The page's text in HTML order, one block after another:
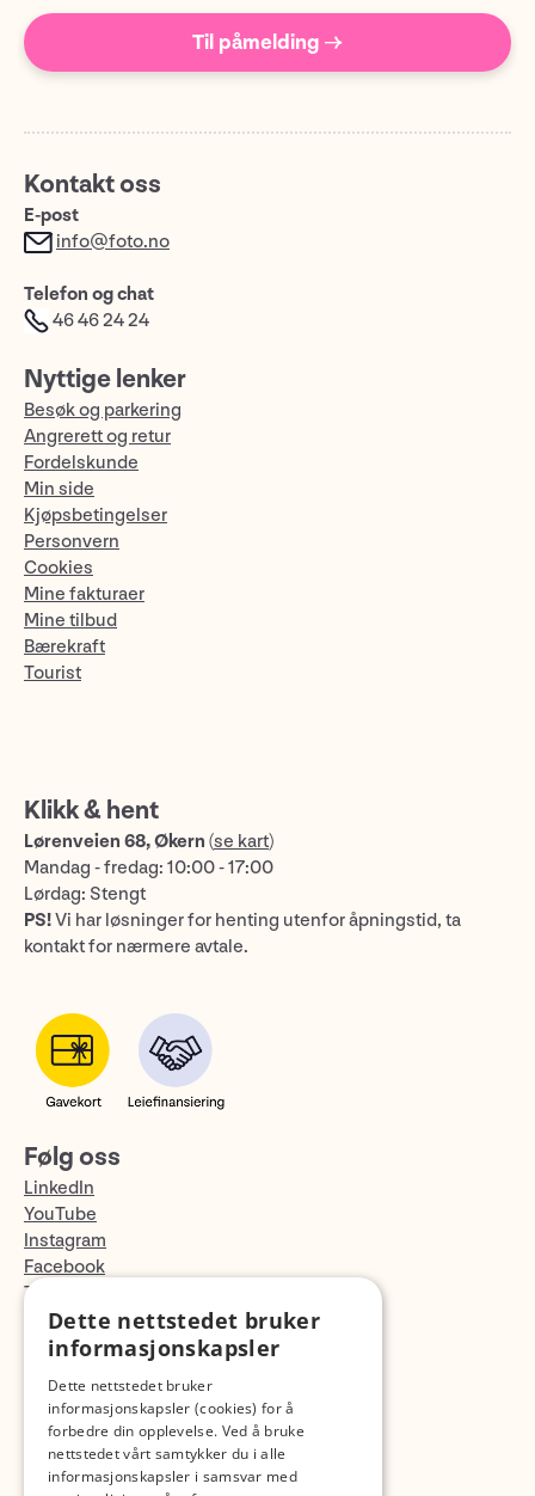
Til påmelding →
Kontakt oss
E-post
info@foto.no
Telefon og chat
46 46 24 24
Nyttige lenker
Besøk og parkering
Angrerett og retur
Fordelskunde
Min side
Kjøpsbetingelser
Personvern
Cookies
Mine fakturaer
Mine tilbud
Bærekraft
Tourist
Klikk & hent
Lørenveien 68, Økern (se kart)
Mandag - fredag: 10:00 - 17:00
Lørdag: Stengt
PS!Vi har løsninger for henting utenfor åpningstid, ta
kontakt for nærmere avtale.
Følg oss
LinkedIn
YouTube
Instagram
Facebook
TikTok
Fotopodden
Dette nettstedet bruker
informasjonskapsler
Dette nettstedet bruker
informasjonskapsler (cookies) for å
forbedre din opplevelse. Ved å bruke
nettstedet vårt samtykker du i alle
informasjonskapsler i samsvar med